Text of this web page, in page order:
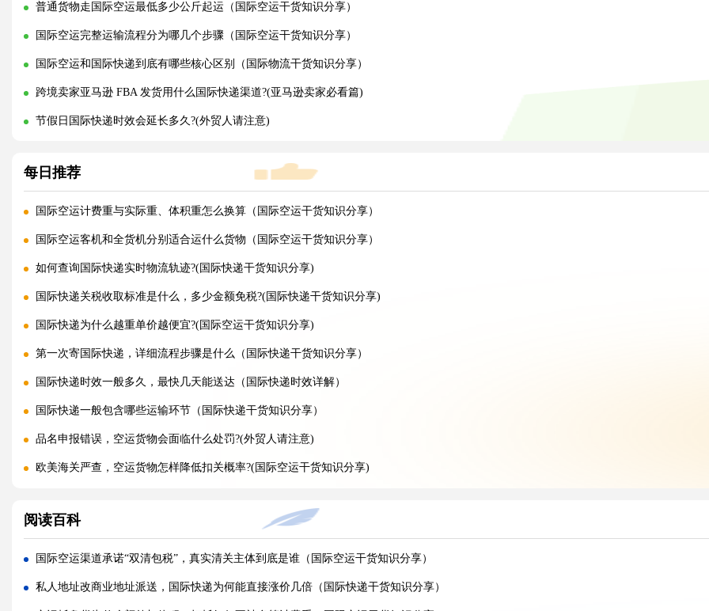
普通货物走国际空运最低多少公斤起运（国际空运干货知识分享）
国际空运完整运输流程分为哪几个步骤（国际空运干货知识分享）
国际空运和国际快递到底有哪些核心区别（国际物流干货知识分享）
跨境卖家亚马逊 FBA 发货用什么国际快递渠道?(亚马逊卖家必看篇)
节假日国际快递时效会延长多久?(外贸人请注意)
每日推荐
国际空运计费重与实际重、体积重怎么换算（国际空运干货知识分享）
国际空运客机和全货机分别适合运什么货物（国际空运干货知识分享）
如何查询国际快递实时物流轨迹?(国际快递干货知识分享)
国际快递关税收取标准是什么，多少金额免税?(国际快递干货知识分享)
国际快递为什么越重单价越便宜?(国际空运干货知识分享)
第一次寄国际快递，详细流程步骤是什么（国际快递干货知识分享）
国际快递时效一般多久，最快几天能送达（国际快递时效详解）
国际快递一般包含哪些运输环节（国际快递干货知识分享）
品名申报错误，空运货物会面临什么处罚?(外贸人请注意)
欧美海关严查，空运货物怎样降低扣关概率?(国际空运干货知识分享)
散货拼箱空运和整板空运，哪种性价比更高（国际空运干货知识分享）
空运重货和泡货如何计费，计算公式是什么（国际空运干货知识分享）
旺季空运运价持续上涨，如何提前锁价锁定长期成本?(国际空运干货知识分享)
阅读百科
国际空运渠道承诺“双清包税”，真实清关主体到底是谁（国际空运干货知识分享）
私人地址改商业地址派送，国际快递为何能直接涨价几倍（国际快递干货知识分享）